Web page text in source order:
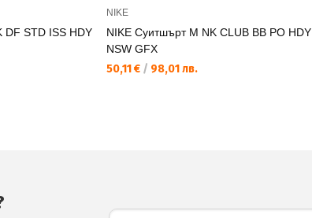
DF STD ISS HDY
NIKE
NIKE Суитшърт M NK CLUB BB PO HDY
NSW GFX
50,11 € / 98,01 лв.